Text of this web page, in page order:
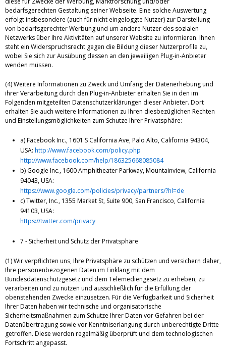
bedarfsgerechten Gestaltung seiner Webseite. Eine solche Auswertung
erfolgt insbesondere (auch für nicht eingeloggte Nutzer) zur Darstellung
von bedarfsgerechter Werbung und um andere Nutzer des sozialen
Netzwerks über Ihre Aktivitäten auf unserer Website zu informieren. Ihnen
steht ein Widerspruchsrecht gegen die Bildung dieser Nutzerprofile zu,
wobei Sie sich zur Ausübung dessen an den jeweiligen Plug-in-Anbieter
wenden müssen.
(4) Weitere Informationen zu Zweck und Umfang der Datenerhebung und
ihrer Verarbeitung durch den Plug-in-Anbieter erhalten Sie in den im
Folgenden mitgeteilten Datenschutzerklärungen dieser Anbieter. Dort
erhalten Sie auch weitere Informationen zu Ihren diesbezüglichen Rechten
und Einstellungsmöglichkeiten zum Schutze Ihrer Privatsphäre:
a) Facebook Inc., 1601 S California Ave, Palo Alto, California 94304,
USA: http://www.facebook.com/policy.php
http://www.facebook.com/help/186325668085084
b) Google Inc., 1600 Amphitheater Parkway, Mountainview, California
94043, USA:
https://www.google.com/policies/privacy/partners/?hl=de
c) Twitter, Inc., 1355 Market St, Suite 900, San Francisco, California
94103, USA:
https://twitter.com/privacy
7 - Sicherheit und Schutz der Privatsphäre
(1) Wir verpflichten uns, Ihre Privatsphäre zu schützen und versichern daher,
Ihre personenbezogenen Daten im Einklang mit dem
Bundesdatenschutzgesetz und dem Telemediengesetz zu erheben, zu
verarbeiten und zu nutzen und ausschließlich für die Erfüllung der
obenstehenden Zwecke einzusetzen. Für die Verfügbarkeit und Sicherheit
Ihrer Daten haben wir technische und organisatorische
Sicherheitsmaßnahmen zum Schutze Ihrer Daten vor Gefahren bei der
Datenübertragung sowie vor Kenntniserlangung durch unberechtigte Dritte
getroffen. Diese werden regelmäßig überprüft und dem technologischen
Fortschritt angepasst.